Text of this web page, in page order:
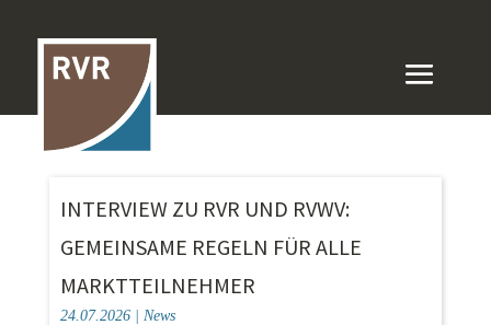
INTERVIEW ZU RVR UND RVWV:
GEMEINSAME REGELN FÜR ALLE
MARKTTEILNEHMER
24.07.2026| News